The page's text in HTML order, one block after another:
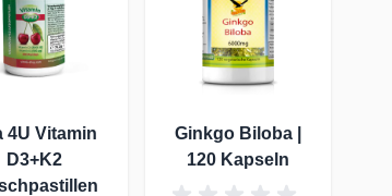
4U Vitamin
D3+K2
Ginkgo Biloba |
120 Kapseln